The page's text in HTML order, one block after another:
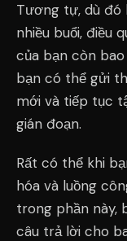
Tương tự, dù đó
nhiều buổi, điều
của bạn còn
bạn có thể gửi
mới và tiếp tục
gián đoạn.
Rất có thể khi
hóa và luồng
trong phần này,
câu trả lời cho